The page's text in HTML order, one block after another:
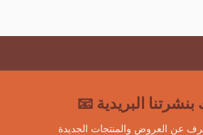
البريدية 📧
عن العروض والمنتجات الجديدة